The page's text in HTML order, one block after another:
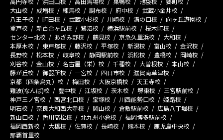
大山校
成増校 練馬校 調布校 府中校
武蔵小金井校
八王子校
町田校 武蔵小杉校 川崎校 溝の口校
向ヶ丘遊園校
登戸校
新百合ヶ丘校 鷺沼校 横浜駅前校
桜木町校
センター北校
あざみ野校 鶴見校 京急久里浜校
大和校
本厚木校
東戸塚校 藤沢校 平塚校 新潟校 富山校
金沢校
長野校
松本校 岐阜校 静岡駅前校 浜松校 豊橋校
岡崎校
刈谷校
金山校 名古屋（栄）校 千種校 大曽根校
本山校
藤が丘校
御器所校 一宮校 四日市校
滋賀南草津校
京都（四条烏丸）校
梅田校 大阪京橋校
天王寺校
難波(なんば)校
豊中校 江坂校 茨木校 堺東校
三宮駅前校
神戸三ノ宮校
西宮北口校 宝塚校 川西能勢口校
姫路校
明石校
奈良大和西大寺校 岡山校 倉敷駅前校
広島八丁堀校
新山口校
香川高松校 北九州小倉校
福岡博多駅前校
福岡西新校
大橋校 佐賀校 長崎校 熊本校
鹿児島中央校
那覇首里校